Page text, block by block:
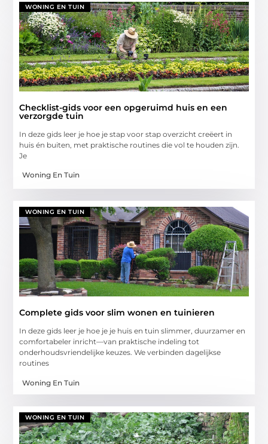
WONING EN TUIN
Checklist-gids voor een opgeruimd huis en een
verzorgde tuin
In deze gids leer je hoe je stap voor stap overzicht creëert in
huis én buiten, met praktische routines die vol te houden zijn.
Je
Woning En Tuin
WONING EN TUIN
Complete gids voor slim wonen en tuinieren
In deze gids leer je hoe je je huis en tuin slimmer, duurzamer en
comfortabeler inricht—van praktische indeling tot
onderhoudsvriendelijke keuzes. We verbinden dagelijkse
routines
Woning En Tuin
WONING EN TUIN